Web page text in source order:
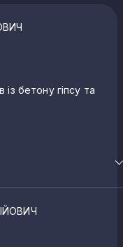
бетону гіпсу та